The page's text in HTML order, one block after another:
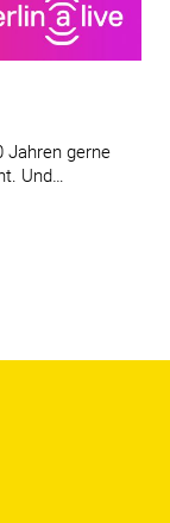
Jahren gerne
Und…